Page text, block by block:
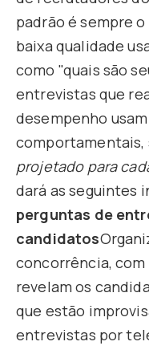
padrão é sempre
baixa qualidade
como "quais são
entrevistas que
desempenho
comportamentais,
projetado para
dará as seguintes
perguntas de
candidatos
concorrência,
revelam os
que estão
entrevistas por